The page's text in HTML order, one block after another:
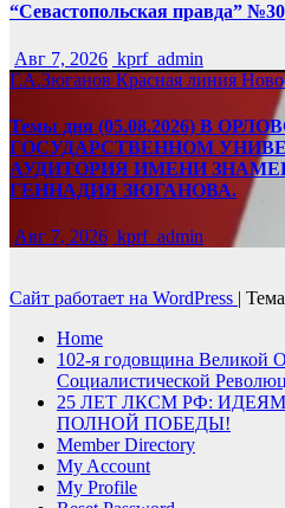
“Севастопольская правда” №30
Авг 7, 2026 kprf_admin
Г.А.Зюганов Красная линия
Темы дня (05.08.2026) В
ГОСУДАРСТВЕННОМ
АУДИТОРИЯ ИМЕНИ
ГЕННАДИЯ ЗЮГАНОВА.
Авг 7, 2026 kprf_admin
Сайт работает на WordPress |
Home
102-я годовщина Великой
Социалистической
25 ЛЕТ ЛКСМ РФ:
ПОЛНОЙ ПОБЕДЫ!
Member Directory
My Account
My Profile